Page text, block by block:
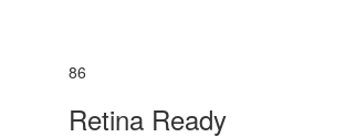
86
Retina Ready